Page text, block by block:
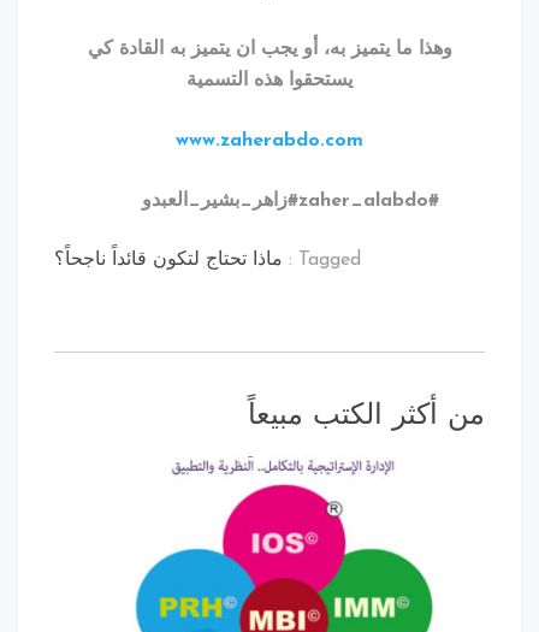
وهذا ما يتميز به، أو يجب ان يتميز به القادة كي
يستحقوا هذه التسمية
www.zaherabdo.com
#زاهر_بشير_العبدو
ماذا تحتاج لتكون قائداً ناجحاً؟
أكثر الكتب مبيعاً